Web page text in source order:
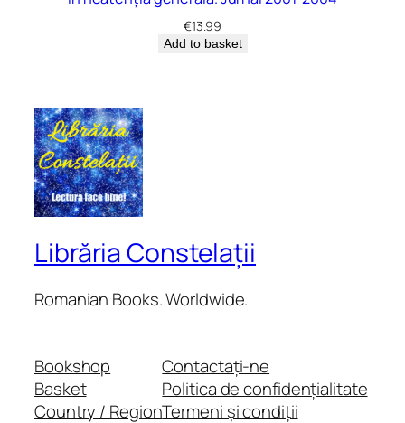
€13.99
Add to basket
Librăria Constelații
Romanian Books. Worldwide.
Bookshop
Basket
Country / Region
Contactați-ne
Politica de confidențialitate
Termeni și condiții